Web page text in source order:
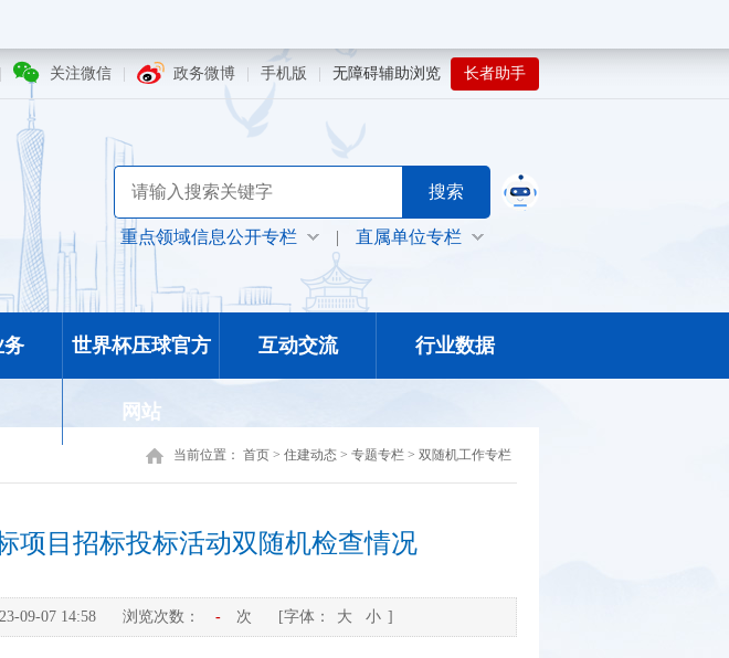
关注微信 政务微博 手机版 无障碍辅助浏览 长者助手
重点领域信息公开专栏 | 直属单位专栏
务 世界杯压球官方
网站
互动交流 行业数据
当前位置： 首页 > 住建动态 > 专题专栏 > 双随机工作专栏
项目招标投标活动双随机检查情况
09-07 14:58 浏览次数： - 次 [字体： 大 小 ]